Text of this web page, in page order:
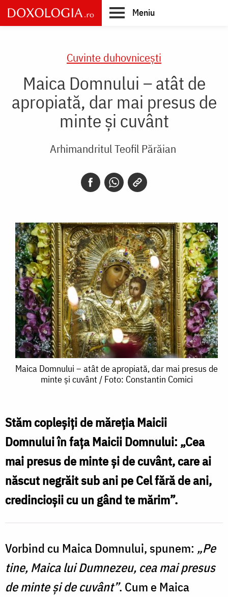
Skip
to
main
Meniu
Cuvinte duhovnicești
Maica Domnului – atât de
apropiată, dar mai presus de
minte și cuvânt
Arhimandritul Teofil Părăian
Maica
Domnului
atât
de
apropiată,
dar
mai
de
minte
și
cuvânt
Maica Domnului – atât de apropiată, dar mai presus de
minte și cuvânt / Foto: Constantin Comici
Stăm copleșiți de măreția Maicii
Domnului în fața Maicii Domnului: „Cea
mai presus de minte și de cuvânt, care ai
născut negrăit sub ani pe Cel fără de ani,
credincioșii cu un gând te mărim”.
Vorbind cu Maica Domnului, spunem: „Pe
tine, Maica lui Dumnezeu, cea mai presus
de minte și de cuvânt”. Cum e Maica